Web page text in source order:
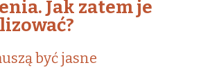
Jak zatem je
być jasne